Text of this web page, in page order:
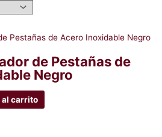
de Pestañas de
Negro
carrito